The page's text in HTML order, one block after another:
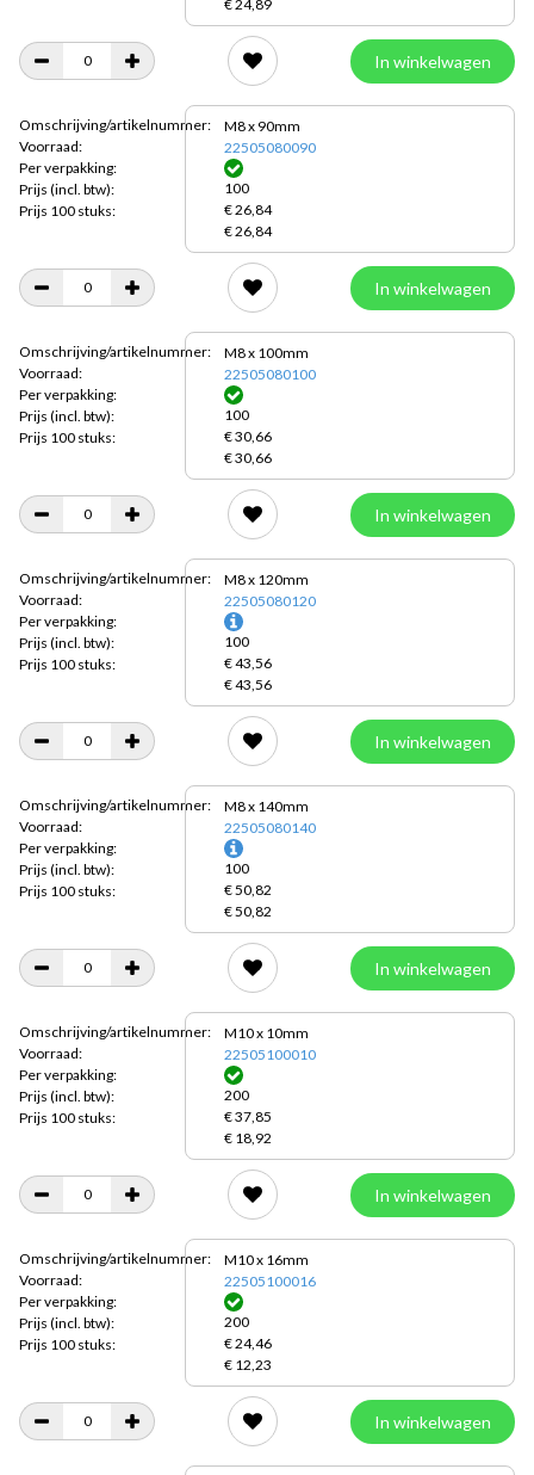
€ 24,89
In winkelwagen
Omschrijving/artikelnummer:
Voorraad:
Per verpakking:
Prijs (incl. btw):
Prijs 100 stuks:
M8 x 90mm
22505080090
100
€ 26,84
€ 26,84
In winkelwagen
Omschrijving/artikelnummer:
Voorraad:
Per verpakking:
Prijs (incl. btw):
Prijs 100 stuks:
M8 x 100mm
22505080100
100
€ 30,66
€ 30,66
In winkelwagen
Omschrijving/artikelnummer:
Voorraad:
Per verpakking:
Prijs (incl. btw):
Prijs 100 stuks:
M8 x 120mm
22505080120
100
€ 43,56
€ 43,56
In winkelwagen
Omschrijving/artikelnummer:
Voorraad:
Per verpakking:
Prijs (incl. btw):
Prijs 100 stuks:
M8 x 140mm
22505080140
100
€ 50,82
€ 50,82
In winkelwagen
Omschrijving/artikelnummer:
Voorraad:
Per verpakking:
Prijs (incl. btw):
Prijs 100 stuks:
M10 x 10mm
22505100010
200
€ 37,85
€ 18,92
In winkelwagen
Omschrijving/artikelnummer:
Voorraad:
Per verpakking:
Prijs (incl. btw):
Prijs 100 stuks:
M10 x 16mm
22505100016
200
€ 24,46
€ 12,23
In winkelwagen